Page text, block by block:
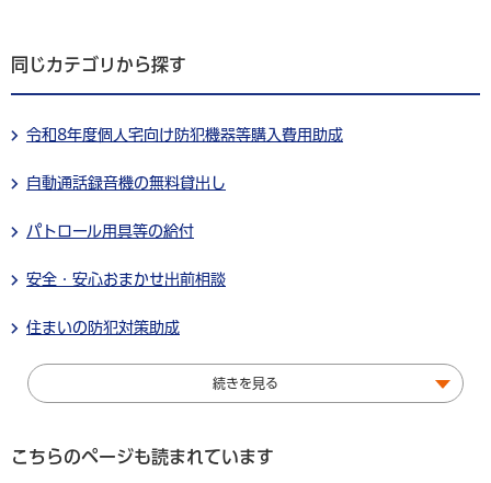
同じカテゴリから探す
令和8年度個人宅向け防犯機器等購入費用助成
自動通話録音機の無料貸出し
パトロール用具等の給付
安全・安心おまかせ出前相談
住まいの防犯対策助成
続きを見る
こちらのページも読まれています